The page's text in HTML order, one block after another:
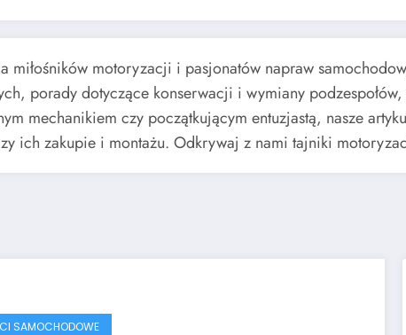
motoryzacji i pasjonatów napraw
porady dotyczące konserwacji i wymiany
mechanikiem czy początkującym entuzjastą, nasze
ich zakupie i montażu. Odkrywaj z nami tajniki
SAMOCHODOWE